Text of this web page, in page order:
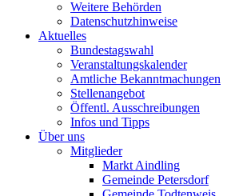
Weitere Behörden
Datenschutzhinweise
Aktuelles
Bundestagswahl
Veranstaltungskalender
Amtliche Bekanntmachungen
Stellenangebot
Öffentl. Ausschreibungen
Infos und Tipps
Über uns
Mitglieder
Markt Aindling
Gemeinde Petersdorf